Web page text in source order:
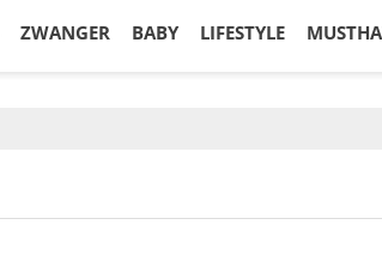
ZWANGER BABY LIFESTYLE